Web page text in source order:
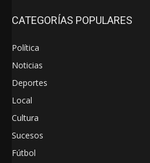
CATEGORÍAS POPULARES
Política
Noticias
Deportes
Local
Cultura
Sucesos
Fútbol